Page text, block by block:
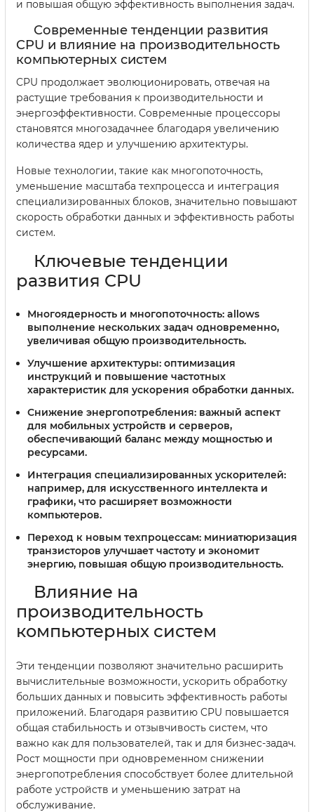
и повышая общую эффективность выполнения задач.
Современные тенденции развития
CPU и влияние на производительность
компьютерных систем
CPU продолжает эволюционировать, отвечая на
растущие требования к производительности и
энергоэффективности. Современные процессоры
становятся многозадачнее благодаря увеличению
количества ядер и улучшению архитектуры.
Новые технологии, такие как многопоточность,
уменьшение масштаба техпроцесса и интеграция
специализированных блоков, значительно повышают
скорость обработки данных и эффективность работы
систем.
Ключевые тенденции
развития CPU
Многоядерность и многопоточность: allows
выполнение нескольких задач одновременно,
увеличивая общую производительность.
Улучшение архитектуры: оптимизация
инструкций и повышение частотных
характеристик для ускорения обработки данных.
Снижение энергопотребления: важный аспект
для мобильных устройств и серверов,
обеспечивающий баланс между мощностью и
ресурсами.
Интеграция специализированных ускорителей:
например, для искусственного интеллекта и
графики, что расширяет возможности
компьютеров.
Переход к новым техпроцессам: миниатюризация
транзисторов улучшает частоту и экономит
энергию, повышая общую производительность.
Влияние на
производительность
компьютерных систем
Эти тенденции позволяют значительно расширить
вычислительные возможности, ускорить обработку
больших данных и повысить эффективность работы
приложений. Благодаря развитию CPU повышается
общая стабильность и отзывчивость систем, что
важно как для пользователей, так и для бизнес-задач.
Рост мощности при одновременном снижении
энергопотребления способствует более длительной
работе устройств и уменьшению затрат на
обслуживание.